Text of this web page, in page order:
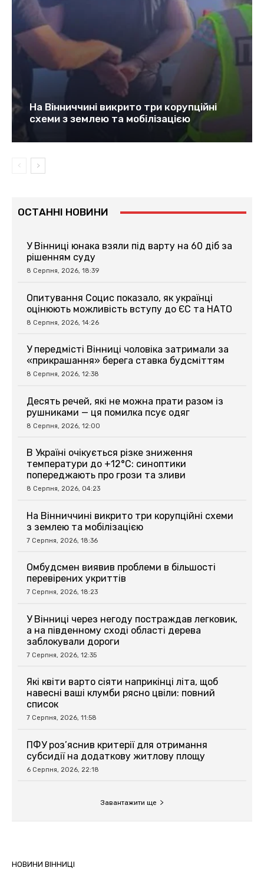
На Вінниччині викрито три корупційні
схеми з землею та мобілізацією
ОСТАННІ НОВИНИ
У Вінниці юнака взяли під варту на 60 діб за
рішенням суду
8 Серпня, 2026, 18:39
Опитування Социс показало, як українці
оцінюють можливість вступу до ЄС та НАТО
8 Серпня, 2026, 14:26
У передмісті Вінниці чоловіка затримали за
«прикрашання» берега ставка будсміттям
8 Серпня, 2026, 12:38
Десять речей, які не можна прати разом із
рушниками — ця помилка псує одяг
8 Серпня, 2026, 12:00
В Україні очікується різке зниження
температури до +12°C: синоптики
попереджають про грози та зливи
8 Серпня, 2026, 04:23
На Вінниччині викрито три корупційні схеми
з землею та мобілізацією
7 Серпня, 2026, 18:36
Омбудсмен виявив проблеми в більшості
перевірених укриттів
7 Серпня, 2026, 18:23
У Вінниці через негоду постраждав легковик,
а на південному сході області дерева
заблокували дороги
7 Серпня, 2026, 12:35
Які квіти варто сіяти наприкінці літа, щоб
навесні ваші клумби рясно цвіли: повний
список
7 Серпня, 2026, 11:58
ПФУ роз’яснив критерії для отримання
субсидії на додаткову житлову площу
6 Серпня, 2026, 22:18
Завантажити ще